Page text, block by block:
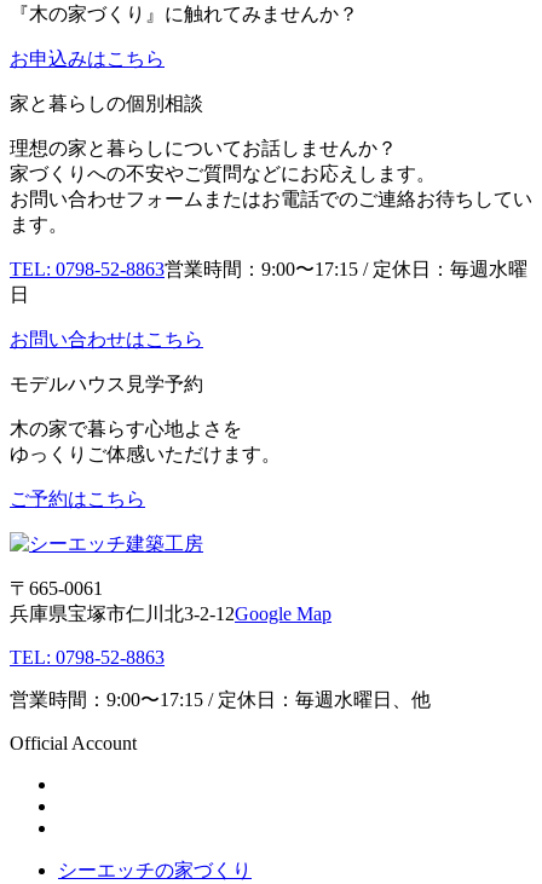
『木の家づくり』に触れてみませんか？
お申込みはこちら
家と暮らしの個別相談
理想の家と暮らしについてお話しませんか？
家づくりへの不安やご質問などにお応えします。
お問い合わせフォームまたはお電話でのご連絡お待ちしてい
ます。
TEL: 0798-52-8863営業時間：9:00〜17:15 / 定休日：毎週水曜
日
お問い合わせはこちら
モデルハウス見学予約
木の家で暮らす心地よさを
ゆっくりご体感いただけます。
ご予約はこちら
〒665-0061
兵庫県宝塚市仁川北3-2-12Google Map
TEL: 0798-52-8863
営業時間：9:00〜17:15 / 定休日：毎週水曜日、他
Official Account
シーエッチの家づくり